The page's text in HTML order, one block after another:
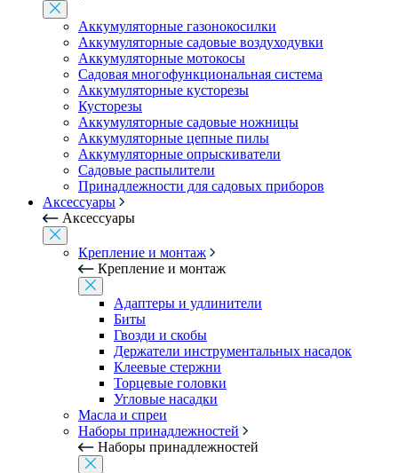
Аккумуляторные газонокосилки
Аккумуляторные садовые воздуходувки
Аккумуляторные мотокосы
Садовая многофункциональная система
Аккумуляторные кусторезы
Кусторезы
Аккумуляторные садовые ножницы
Аккумуляторные цепные пилы
Аккумуляторные опрыскиватели
Садовые распылители
Принадлежности для садовых приборов
Аксессуары
Аксессуары
Крепление и монтаж
Крепление и монтаж
Адаптеры и удлинители
Биты
Гвозди и скобы
Держатели инструментальных насадок
Клеевые стержни
Торцевые головки
Угловые насадки
Масла и спреи
Наборы принадлежностей
Наборы принадлежностей